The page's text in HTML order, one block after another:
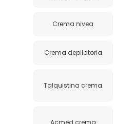
Crema nivea
Crema depilatoria
Talquistina crema
Acmed crema